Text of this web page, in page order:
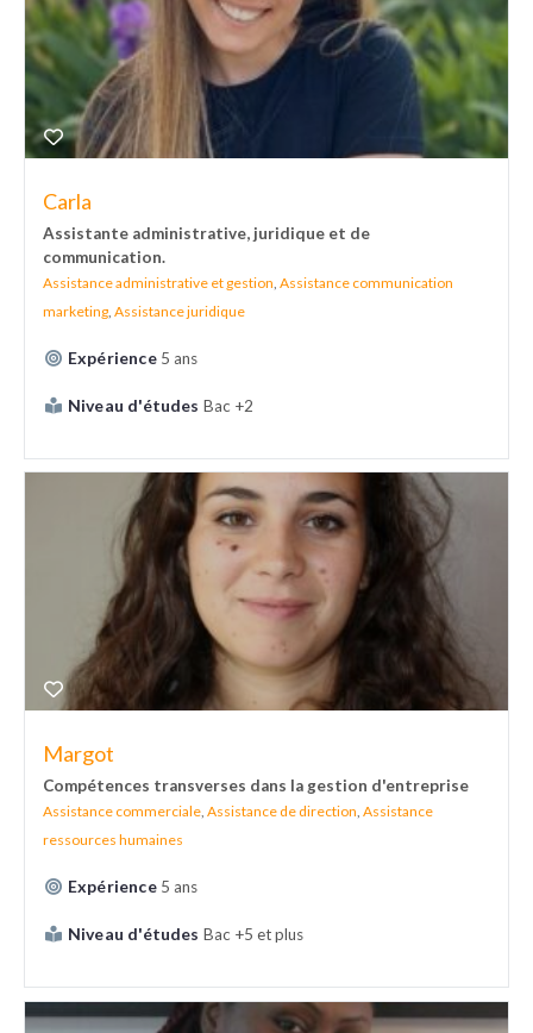
Carla
Assistante administrative, juridique et de
communication.
Assistance administrative et gestion, Assistance communication
marketing, Assistance juridique
Expérience 5 ans
Niveau d'études Bac +2
Margot
Compétences transverses dans la gestion d'entreprise
Assistance commerciale, Assistance de direction, Assistance
ressources humaines
Expérience 5 ans
Niveau d'études Bac +5 et plus